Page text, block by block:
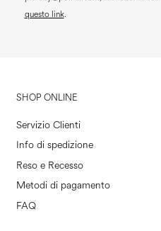
questo link.
SHOP ONLINE
Servizio Clienti
Info di spedizione
Reso e Recesso
Metodi di pagamento
FAQ